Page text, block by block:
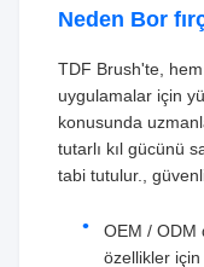
Neden Bor
TDF Brush'te,
uygulamalar için
konusunda
tutarlı kıl gücünü
tabi tutulur.,
OEM / ODM
özellikler için